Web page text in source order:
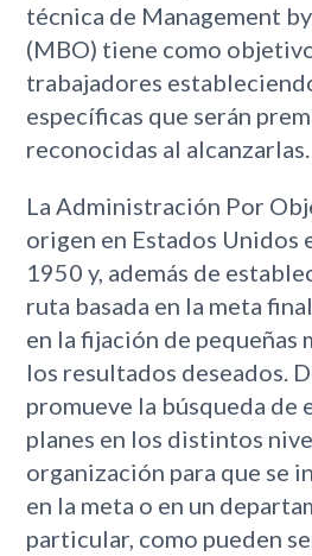
técnica de Management
(MBO) tiene como
trabajadores
específicas que serán
reconocidas al alcanzarlas.
La Administración Por
origen en Estados Unidos
1950 y, además de
ruta basada en la meta
en la fijación de pequeñas
los resultados deseados.
promueve la búsqueda de
planes en los distintos
organización para que se
en la meta o en un
particular, como pueden